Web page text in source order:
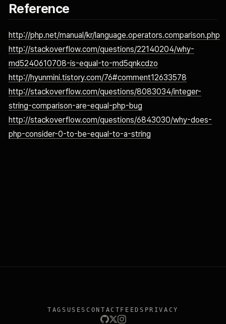
Reference
http://php.net/manual/kr/language.operators.comparison.php
http://stackoverflow.com/questions/22140204/why-
md5240610708-is-equal-to-md5qnkcdzo
http://hyunmini.tistory.com/76#comment12633578
http://stackoverflow.com/questions/8083034/integer-
string-comparison-are-equal-php-bug
http://stackoverflow.com/questions/6843030/why-does-
php-consider-0-to-be-equal-to-a-string
TAGS USESCONTACT FEEDS PRIVACY